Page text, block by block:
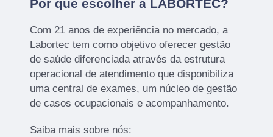
Por que escolher a LABORTEC?
Com 21 anos de experiência no mercado, a
Labortec tem como objetivo oferecer gestão
de saúde diferenciada através da estrutura
operacional de atendimento que disponibiliza
uma central de exames, um núcleo de gestão
de casos ocupacionais e acompanhamento.
Saiba mais sobre nós: